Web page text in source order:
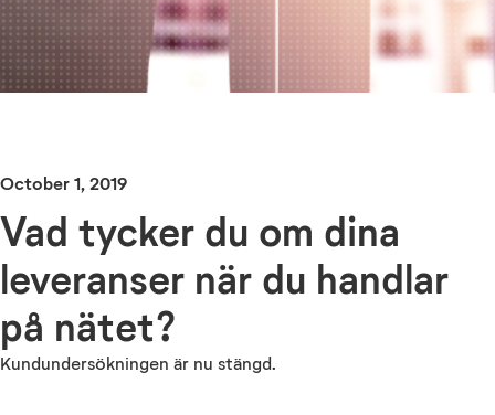
October 1, 2019
Vad tycker du om dina
leveranser när du handlar
på nätet?
Kundundersökningen är nu stängd.